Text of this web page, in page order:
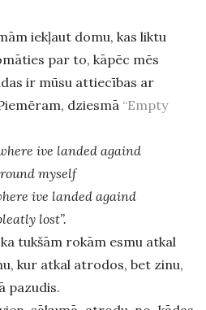
iekļaut domu, kas liktu
par to, kāpēc mēs
ir mūsu attiecības ar
dziesmā “Empty
ive landed againd
myself
ive landed againd
lost”.
tukšām rokām esmu atkal
kur atkal atrodos, bet zinu,
pazudis.